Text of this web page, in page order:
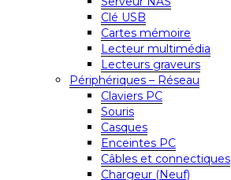
Clé USB
Cartes mémoire
Lecteur multimédia
Lecteurs graveurs
Périphériques – Réseau
Claviers PC
Souris
Casques
Enceintes PC
Câbles et connectiques
Chargeur (Neuf)